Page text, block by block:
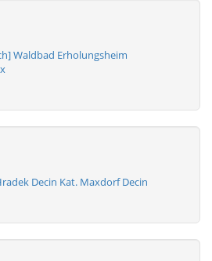
Waldbad Erholungsheim
Decin Kat. Maxdorf Decin